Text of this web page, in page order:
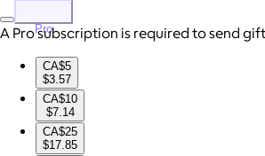
Pro
A Pro subscription is required to send
CA$5
$3.57
CA$10
$7.14
CA$25
$17.85